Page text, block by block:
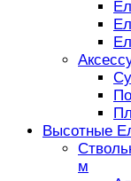
Высотные
м